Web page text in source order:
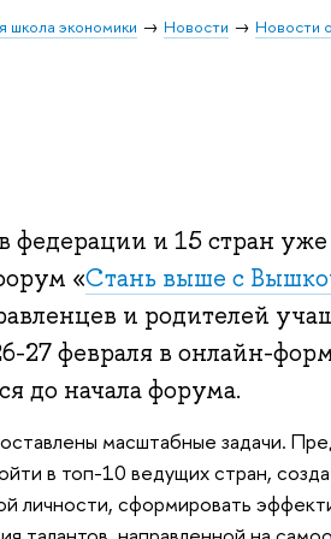
школа экономики Новости Новости
федерации и 15 стран уже
«Стань выше с
и родителей
27 февраля в онлайн-
до начала форума.
масштабные задачи.
в топ-10 ведущих стран,
личности, сформировать